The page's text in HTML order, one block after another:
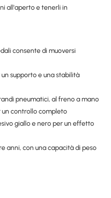
all'aperto e tenerli in
consente di muoversi
supporto e una stabilità
pneumatici, al freno a mano
controllo completo
giallo e nero per un effetto
anni, con una capacità di peso